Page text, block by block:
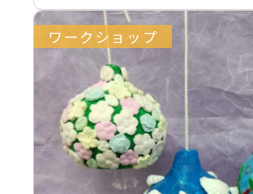
ワークショップ